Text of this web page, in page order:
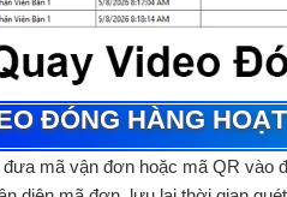
ĐÓNG HÀNG
mã vận đơn hoặc mã QR vào